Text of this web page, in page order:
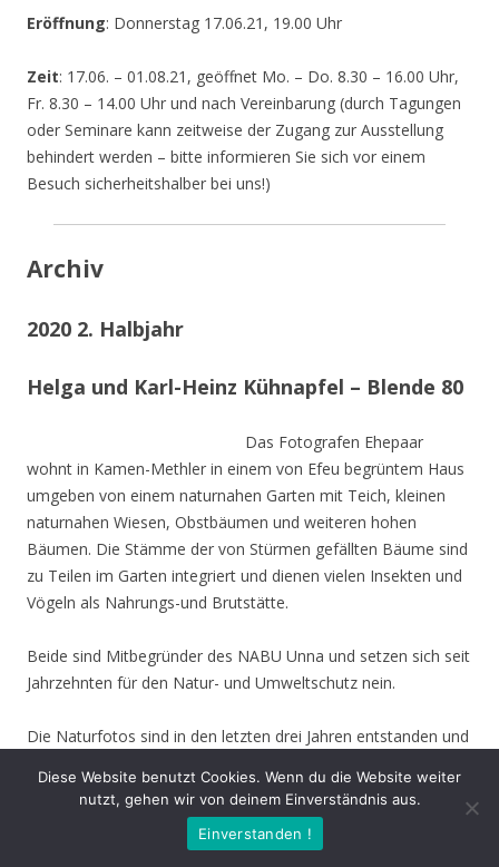
Eröffnung: Donnerstag 17.06.21, 19.00 Uhr
Zeit: 17.06. – 01.08.21, geöffnet Mo. – Do. 8.30 – 16.00 Uhr,
Fr. 8.30 – 14.00 Uhr und nach Vereinbarung (durch Tagungen
oder Seminare kann zeitweise der Zugang zur Ausstellung
behindert werden – bitte informieren Sie sich vor einem
Besuch sicherheitshalber bei uns!)
Archiv
2020 2. Halbjahr
Helga und Karl-Heinz Kühnapfel – Blende 80
Das Fotografen Ehepaar
wohnt in Kamen-Methler in einem von Efeu begrüntem Haus
umgeben von einem naturnahen Garten mit Teich, kleinen
naturnahen Wiesen, Obstbäumen und weiteren hohen
Bäumen. Die Stämme der von Stürmen gefällten Bäume sind
zu Teilen im Garten integriert und dienen vielen Insekten und
Vögeln als Nahrungs-und Brutstätte.
Beide sind Mitbegründer des NABU Unna und setzen sich seit
Jahrzehnten für den Natur- und Umweltschutz nein.
Die Naturfotos sind in den letzten drei Jahren entstanden und
man auch im hohen Alter trotz gesundheitlicher Probleme
und eingeschränkter Mobilität, spannende Motive mit der
Kamera einfangen kann.
Diese Website benutzt Cookies. Wenn du die Website weiter
nutzt, gehen wir von deinem Einverständnis aus.
Einverstanden !